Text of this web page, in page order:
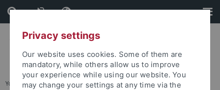
Skip
to
content
Skip
to
footer
You are here: Home ... Abschlüsse
Privacy settings
Our website uses cookies. Some of them are
mandatory, while others allow us to improve
your experience while using our website. You
may change your settings at any time via the